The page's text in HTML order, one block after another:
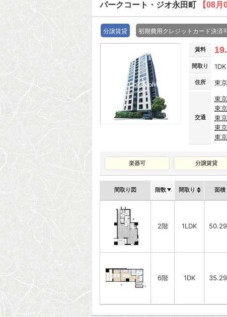
パークコート・ジオ永田町 【08月
分譲賃貸 初期費用クレジットカード決済
賃料
間取り
住所 東
交通
東
東
東
東
東
楽器可 分譲賃貸
間取り図 階数 間取り 面積
2階 1LDK
6階 1DK